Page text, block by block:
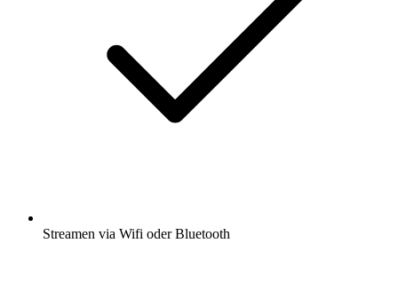
Streamen via Wifi oder Bluetooth